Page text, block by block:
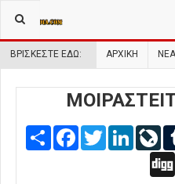
ΒΡΊΣΚΕΣΤΕ ΕΔΏ: ΑΡΧΙΚΉ ΝΕΑ
Share FacebookTwitterLinkedIn